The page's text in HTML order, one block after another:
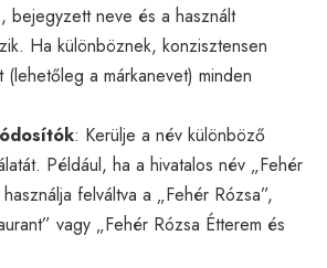
bejegyzett neve és a használt
Ha különböznek, konzisztensen
(lehetőleg a márkanevet) minden
: Kerülje a név különböző
Például, ha a hivatalos név „Fehér
felváltva a „Fehér Rózsa”,
vagy „Fehér Rózsa Étterem és